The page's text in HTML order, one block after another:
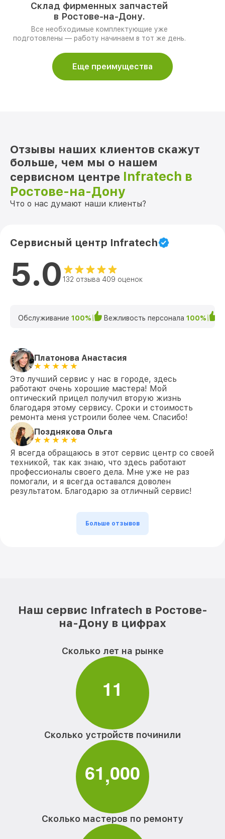
Склад фирменных запчастей
в Ростове-на-Дону.
Все необходимые комплектующие уже
подготовлены — работу начинаем в тот же день.
Еще преимущества
Отзывы наших клиентов скажут
больше, чем мы о нашем
сервисном центре Infratech в
Ростове-на-Дону
Что о нас думают наши клиенты?
Сервисный центр Infratech
5.0 132 отзыва 409 оценок
Обслуживание 100% Вежливость персонала 100%
Платонова Анастасия
Это лучший сервис у нас в городе, здесь
работают очень хорошие мастера! Мой
оптический прицел получил вторую жизнь
благодаря этому сервису. Сроки и стоимость
ремонта меня устроили более чем. Спасибо!
Позднякова Ольга
Я всегда обращаюсь в этот сервис центр со своей
техникой, так как знаю, что здесь работают
профессионалы своего дела. Мне уже не раз
помогали, и я всегда оставался доволен
результатом. Благодарю за отличный сервис!
Больше отзывов
Наш сервис Infratech в Ростове-
на-Дону в цифрах
Сколько лет на рынке
11
Сколько устройств починили
61,000
Сколько мастеров по ремонту